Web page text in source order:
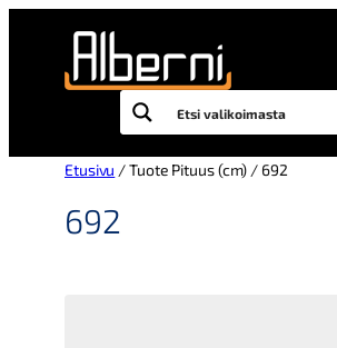
Etusivu / Tuote Pituus (cm) / 692
692